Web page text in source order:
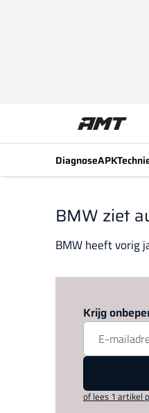
DiagnoseAPK
BMW ziet
BMW heeft vorig
Krijg
of lees 1 artikel